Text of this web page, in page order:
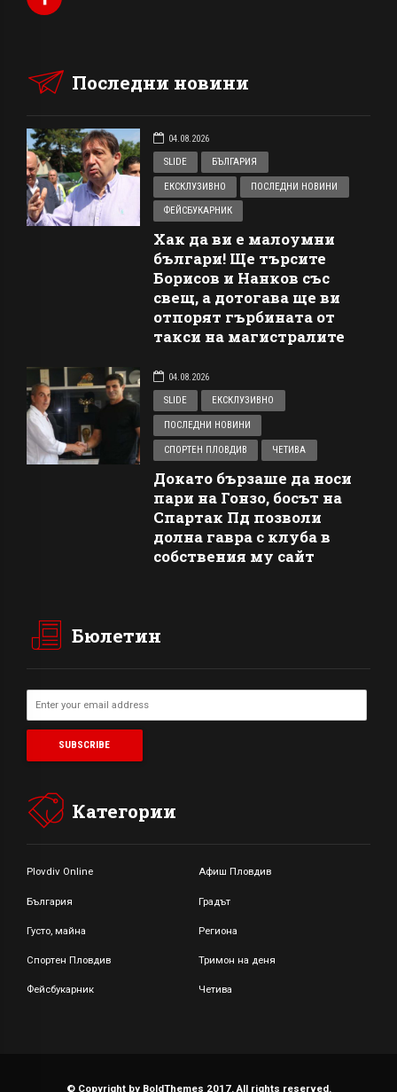
Последни новини
04.08.2026
SLIDE
БЪЛГАРИЯ
ЕКСКЛУЗИВНО ПОСЛЕДНИ НОВИНИ
ФЕЙСБУКАРНИК
Хак да ви е малоумни
българи! Ще търсите
Борисов и Нанков със
свещ, а дотогава ще ви
отпорят гърбината от
такси на магистралите
04.08.2026
SLIDE
ЕКСКЛУЗИВНО
ПОСЛЕДНИ НОВИНИ
СПОРТЕН ПЛОВДИВ ЧЕТИВА
Докато бързаше да носи
пари на Гонзо, босът на
Спартак Пд позволи
долна гавра с клуба в
собствения му сайт
Бюлетин
Категории
Plovdiv Online Афиш Пловдив
България Градът
Густо, майна Региона
Спортен Пловдив Тримон на деня
Фейсбукарник Четива
© Copyright by BoldThemes 2017. All rights reserved.